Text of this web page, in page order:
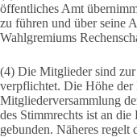
öffentliches Amt
zu führen und über seine
Wahlgremiums
(4) Die Mitglieder sind
verpflichtet. Die Höhe der
Mitgliederversammlung
des Stimmrechts ist an
gebunden. Näheres regelt